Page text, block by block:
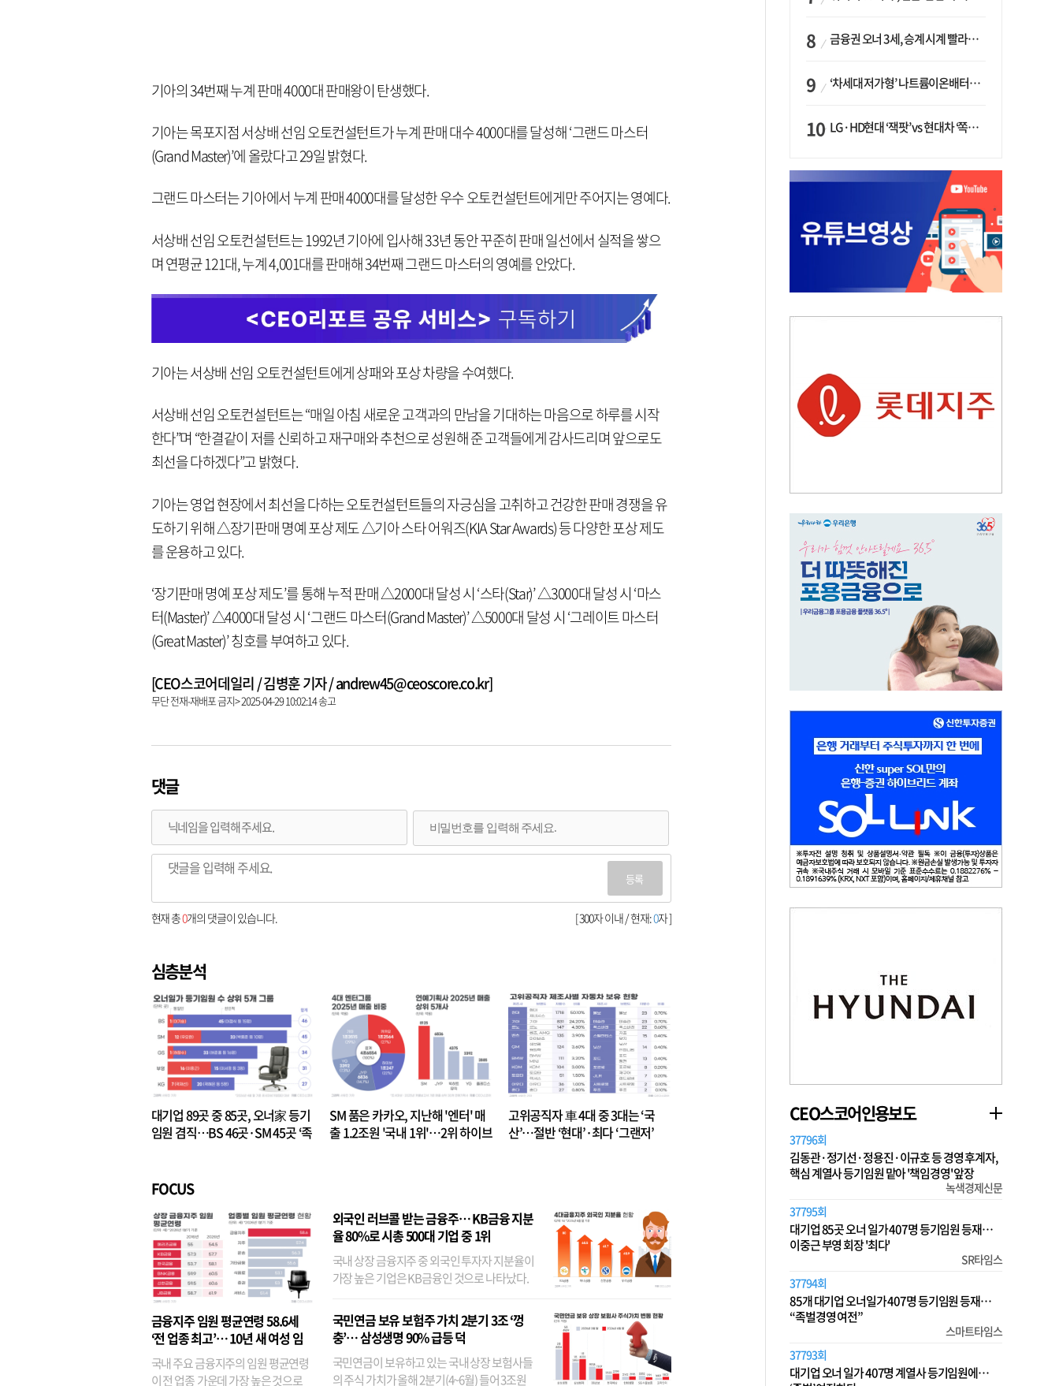
기아의 34번째 누계 판매 4000대 판매왕이 탄생했다.
기아는 목포지점 서상배 선임 오토컨설턴트가 누계 판매 대수 4000대를 달성해 ‘그랜드 마스터
(Grand Master)’에 올랐다고 29일 밝혔다.
그랜드 마스터는 기아에서 누계 판매 4000대를 달성한 우수 오토컨설턴트에게만 주어지는 영예다.
서상배 선임 오토컨설턴트는 1992년 기아에 입사해 33년 동안 꾸준히 판매 일선에서 실적을 쌓으
며 연평균 121대, 누계 4,001대를 판매해 34번째 그랜드 마스터의 영예를 안았다.
기아는 서상배 선임 오토컨설턴트에게 상패와 포상 차량을 수여했다.
서상배 선임 오토컨설턴트는 “매일 아침 새로운 고객과의 만남을 기대하는 마음으로 하루를 시작
한다”며 “한결같이 저를 신뢰하고 재구매와 추천으로 성원해 준 고객들에게 감사드리며 앞으로도
최선을 다하겠다”고 밝혔다.
기아는 영업 현장에서 최선을 다하는 오토컨설턴트들의 자긍심을 고취하고 건강한 판매 경쟁을 유
도하기 위해 △장기판매 명예 포상 제도 △기아 스타 어워즈(KIA Star Awards) 등 다양한 포상 제도
를 운용하고 있다.
‘장기판매 명예 포상 제도’를 통해 누적 판매 △2000대 달성 시 ‘스타(Star)’ △3000대 달성 시 ‘마스
터(Master)’ △4000대 달성 시 ‘그랜드 마스터(Grand Master)’ △5000대 달성 시 ‘그레이트 마스터
(Great Master)’ 칭호를 부여하고 있다.
[CEO스코어데일리 / 김병훈 기자 / andrew45@ceoscore.co.kr]
무단 전재-재배포 금지> 2025-04-29 10:02:14 송고
댓글
등록
[ 300자 이내 / 현재:0자 ]
현재 총0개의 댓글이 있습니다.
심층분석
대기업 89곳 중 85곳, 오너家 등기
임원 겸직…BS 46곳·SM 45곳 ‘족
SM 품은 카카오, 지난해 '엔터' 매
출 1.2조원 '국내 1위'…2위 하이브
고위공직자 車 4대 중 3대는 ‘국
산’…절반 ‘현대’·최다 ‘그랜저’
FOCUS
금융지주 임원 평균연령 58.6세
‘전 업종 최고’… 10년 새 여성 임
원은 14배 껑충
국내 주요 금융지주의 임원 평균연령
이 전 업종 가운데 가장 높은 것으로
외국인 러브콜 받는 금융주… KB금융 지분
율 80%로 시총 500대 기업 중 1위
국내 상장 금융지주 중 외국인 투자자 지분율이
가장 높은 기업은 KB금융인 것으로 나타났다.
융이었다. 특히 KB금융은 지난달 말 기준 해외
기관투자자 지분율이...
국민연금 보유 보험주 가치 2분기 3조 ‘껑
충’… 삼성생명 90% 급등 덕
국민연금이 보유하고 있는 국내 상장 보험사들
의 주식 가치가 올해 2분기(4~6월) 들어 3조원
금융권 오너 3세, 승계 시계 빨라지나…한국투자 ‘속도’·미래에셋·메리츠는 ‘거리두기’
‘차세대 저가형’ 나트륨이온배터리 시대 오나…LG화학·에코프로, 상용화 속도낸다
LG·HD현대 ‘잭팟’ vs 현대차 ‘쪽박’…글로벌 사모펀드, 韓 대기업 투자 ‘희비’
CEO스코어인용보도
37796회
김동관·정기선·정용진·이규호 등 경영 후계자,
핵심 계열사 등기임원 맡아 '책임경영' 앞장
녹색경제신문
37795회
대기업 85곳 오너 일가 407명 등기임원 등재…
이중근 부영 회장 '최다'
SR타임스
37794회
85개 대기업 오너일가 407명 등기임원 등재…
“족벌경영 여전”
스마트타임스
37793회
대기업 오너 일가 407명 계열사 등기임원에…